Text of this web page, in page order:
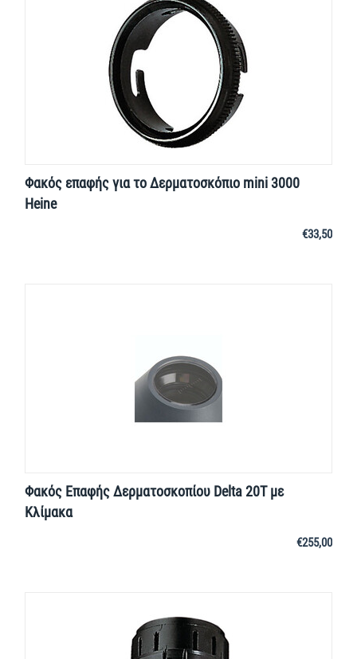
Φακός επαφής για το Δερματοσκόπιο mini 3000
Heine
€33,50
Φακός Επαφής Δερματοσκοπίου Delta 20T με
Κλίμακα
€255,00